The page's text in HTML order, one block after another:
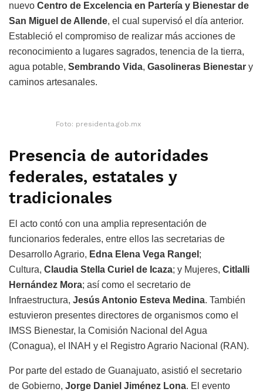
nuevo Centro de Excelencia en Partería y Bienestar de
San Miguel de Allende, el cual supervisó el día anterior.
Estableció el compromiso de realizar más acciones de
reconocimiento a lugares sagrados, tenencia de la tierra,
agua potable, Sembrando Vida, Gasolineras Bienestar y
caminos artesanales.
Foto: presidenta.gob.mx
Presencia de autoridades
federales, estatales y
tradicionales
El acto contó con una amplia representación de
funcionarios federales, entre ellos las secretarias de
Desarrollo Agrario, Edna Elena Vega Rangel ;
Cultura, Claudia Stella Curiel de Icaza; y Mujeres, Citlalli
Hernández Mora; así como el secretario de
Infraestructura, Jesús Antonio Esteva Medina. También
estuvieron presentes directores de organismos como el
IMSS Bienestar, la Comisión Nacional del Agua
(Conagua), el INAH y el Registro Agrario Nacional (RAN).
Por parte del estado de Guanajuato, asistió el secretario
de Gobierno, Jorge Daniel Jiménez Lona. El evento